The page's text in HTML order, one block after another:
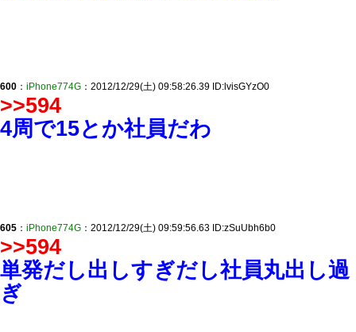
600 ： iPhone774G ：2012/12/29(土) 09:58:26.39 ID:lvisGYzO0
>>594
4周で15とか社員だわ
605 ： iPhone774G ：2012/12/29(土) 09:59:56.63 ID:zSuUbh6b0
>>594
単発だし出しすぎだし社員丸出し過
ぎ